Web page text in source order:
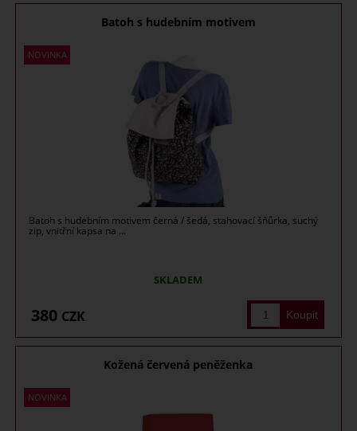
Batoh s hudebním motivem
Batoh s hudebním motivem černá / šedá, stahovací šňůrka, suchý
zip, vnitřní kapsa na ...
SKLADEM
380 CZK
Kožená červená peněženka